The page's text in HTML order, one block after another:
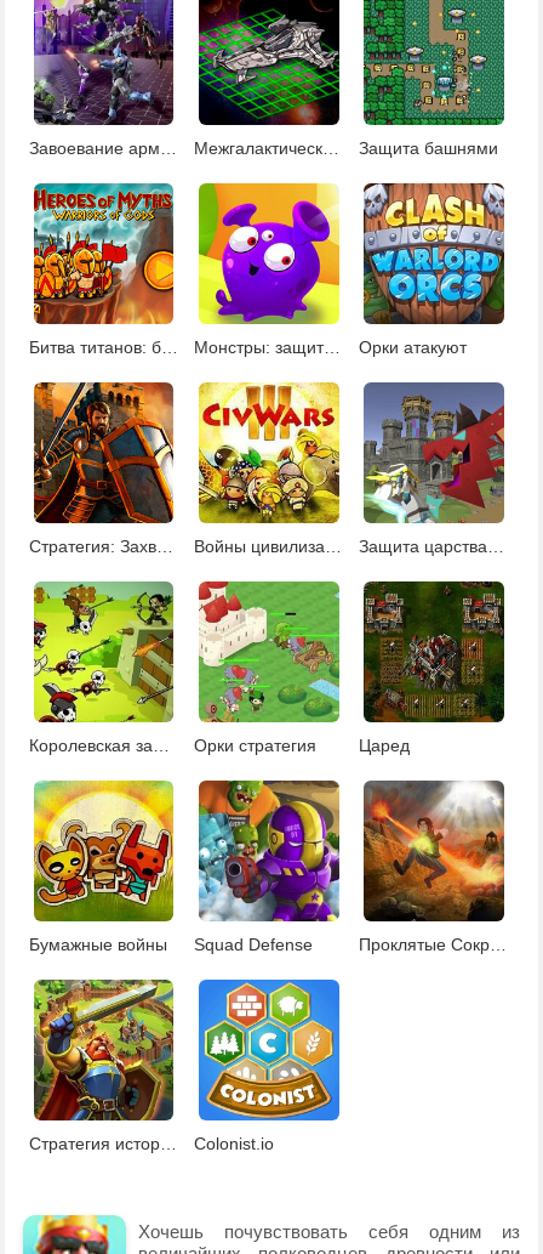
Межгалактический морской бой Защита башнями
Битва титанов: боги войны Монстры: защита башни Орки атакуют
Стратегия: Захват территории
Орки стратегия Царед
Бумажные войны Squad Defense Проклятые Сокровища
Стратегия историческая Colonist.io
Хочешь почувствовать себя одним из